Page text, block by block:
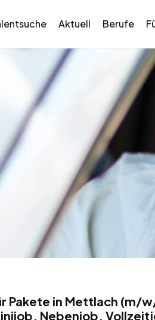
Aktuell Berufe
Pakete in Mettlach (m/
Nebenjob,